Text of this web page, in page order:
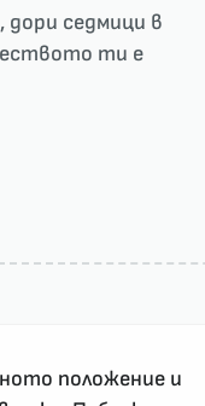
седмици в
ти е
положение и